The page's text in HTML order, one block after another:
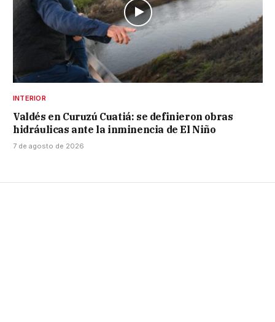
INTERIOR
Valdés en Curuzú Cuatiá: se definieron obras
hidráulicas ante la inminencia de El Niño
7 de agosto de 2026